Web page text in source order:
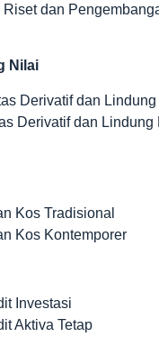
dan
Nilai
Derivatif dan
Derivatif dan Lindung
Kos Tradisional
Kos Kontemporer
Investasi
Aktiva Tetap